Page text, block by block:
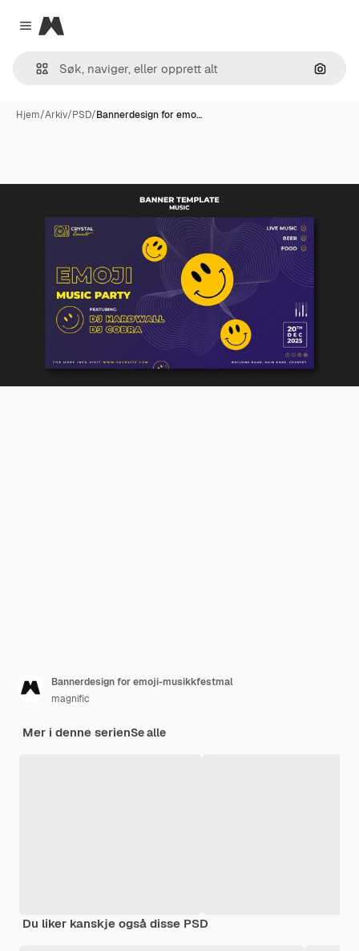
Close menu
Magnific
Søk
Hjem/Arkiv/PSD/Bannerdesign for emo…
Bannerdesign for emoji-musikkfestmal
magnific
Mer i denne serienSe alle
Du liker kanskje også disse PSD